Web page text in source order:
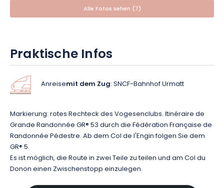
Die Strecke führt dann wieder hinunter ins Herz des Bruche-
Alle Fotos sehen (7)
Praktische Infos
Anreisemit dem Zug: SNCF-Bahnhof Urmatt
Markierung: rotes Rechteck des Vogesenclubs. Itinéraire de
Grande Randonnée GR® 53 durch die Fédération Française de
Randonnée Pédestre. Ab dem Col de l'Engin folgen Sie dem
GR® 5.
Es ist möglich, die Route in zwei Teile zu teilen und am Col du
Donon einen Zwischenstopp einzulegen.